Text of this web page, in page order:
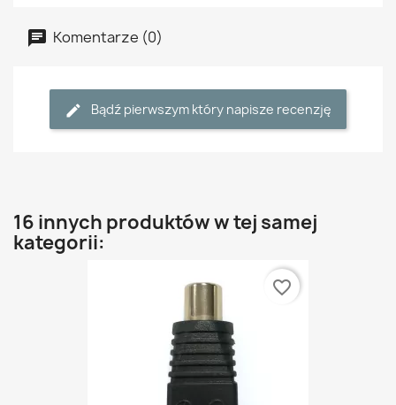
Komentarze (0)
Bądź pierwszym który napisze recenzję
16 innych produktów w tej samej
kategorii:
favorite_border